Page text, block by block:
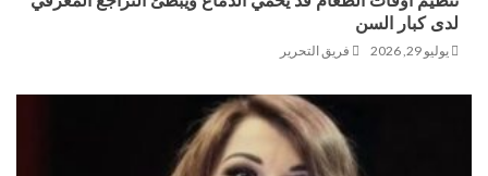
لدى كبار السن
يوليو 29, 2026 فريق التحرير